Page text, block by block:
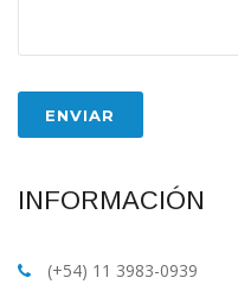
INFORMACIÓN
(+54) 11 3983-0939